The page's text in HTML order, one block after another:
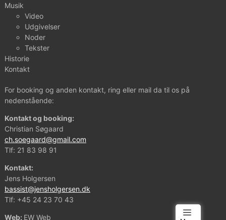
Musik
Video
Udgivelser
Noder
Tekster
Historie
Kontakt
For booking og anden kontakt, ring eller mail da til os på
nedenstående:
Kontakt og booking:
Christian Søgaard
ch.soegaard@gmail.com
Tlf: 21 83 98 91
Kontakt:
Jens Holgersen
bassist@jensholgersen.dk
Tlf: +45 24 23 70 43
Web: EW Web